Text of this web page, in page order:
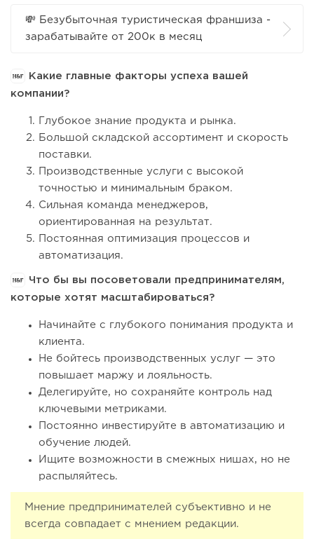
💸 Безубыточная туристическая франшиза -
зарабатывайте от 200к в месяц
Какие главные факторы успеха вашей
компании?
Глубокое знание продукта и рынка.
Большой складской ассортимент и скорость
поставки.
Производственные услуги с высокой
точностью и минимальным браком.
Сильная команда менеджеров,
ориентированная на результат.
Постоянная оптимизация процессов и
автоматизация.
Что бы вы посоветовали предпринимателям,
которые хотят масштабироваться?
Начинайте с глубокого понимания продукта и
клиента.
Не бойтесь производственных услуг — это
повышает маржу и лояльность.
Делегируйте, но сохраняйте контроль над
ключевыми метриками.
Постоянно инвестируйте в автоматизацию и
обучение людей.
Ищите возможности в смежных нишах, но не
распыляйтесь.
Мнение предпринимателей субъективно и не
всегда совпадает с мнением редакции.